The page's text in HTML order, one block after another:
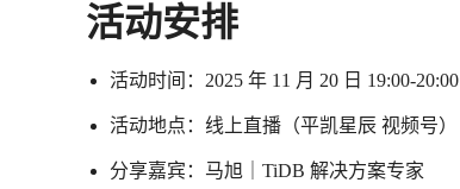
活动安排
活动时间：2025 年 11 月 20 日 19:00-20:00
活动地点：线上直播（平凯星辰 视频号）
分享嘉宾：马旭｜TiDB 解决方案专家